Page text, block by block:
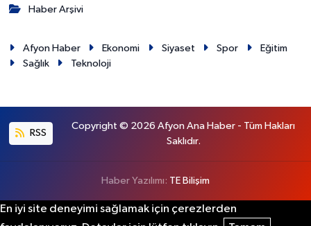
Haber Arşivi
Afyon Haber Ekonomi Siyaset Spor
Eğitim
Sağlık
Teknoloji
RSS
Copyright © 2026 Afyon Ana Haber - Tüm Hakları
Saklıdır.
Haber Yazılımı: TE Bilişim
En iyi site deneyimi sağlamak için çerezlerden